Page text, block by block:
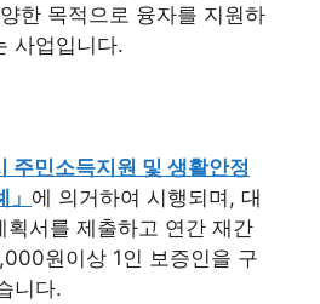
한 목적으로 융자를 지원하
사업입니다.
주민소득지원 및 생활안정
에 의거하여 시행되며, 대
획서를 제출하고 연간 재간
원이상 1인 보증인을 구
니다.